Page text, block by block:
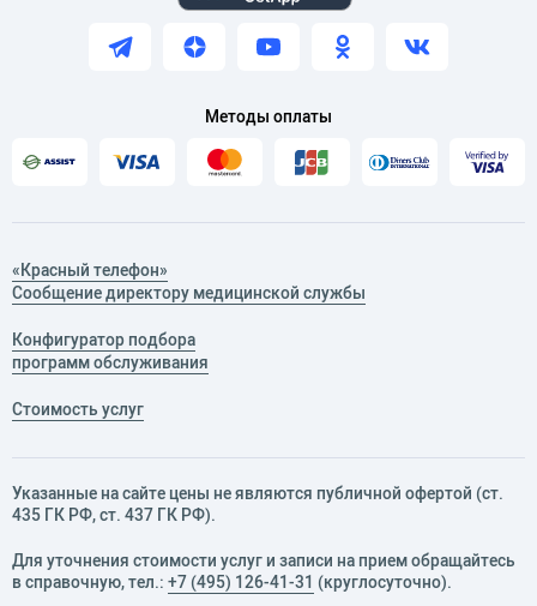
Методы оплаты
«Красный телефон»
Сообщение директору медицинской службы
Конфигуратор подбора
программ обслуживания
Стоимость услуг
Указанные на сайте цены не являются публичной офертой (ст.
435 ГК РФ, cт. 437 ГК РФ).
Для уточнения стоимости услуг и записи на прием обращайтесь
в справочную, тел.: +7 (495) 126-41-31 (круглосуточно).